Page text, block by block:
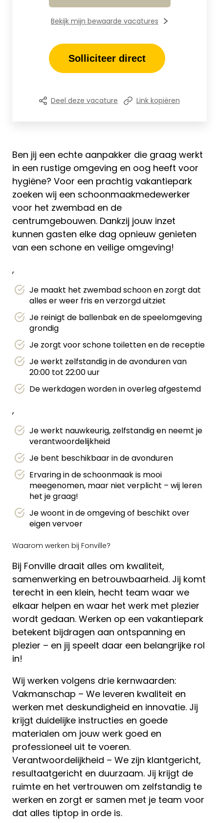
Ben jij een echte aanpakker die graag werkt
in een rustige omgeving en oog heeft voor
hygiëne? Voor een prachtig vakantiepark
zoeken wij een schoonmaakmedewerker
voor het zwembad en de
centrumgebouwen. Dankzij jouw inzet
kunnen gasten elke dag opnieuw genieten
van een schone en veilige omgeving!
,
Je maakt het zwembad schoon en zorgt dat
alles er weer fris en verzorgd uitziet
Je reinigt de ballenbak en de speelomgeving
grondig
Je zorgt voor schone toiletten en de receptie
Je werkt zelfstandig in de avonduren van
20:00 tot 22:00 uur
De werkdagen worden in overleg afgestemd
,
Je werkt nauwkeurig, zelfstandig en neemt je
verantwoordelijkheid
Je bent beschikbaar in de avonduren
Ervaring in de schoonmaak is mooi
meegenomen, maar niet verplicht – wij leren
het je graag!
Je woont in de omgeving of beschikt over
eigen vervoer
Waarom werken bij Fonville?
Bij Fonville draait alles om kwaliteit,
samenwerking en betrouwbaarheid. Jij komt
terecht in een klein, hecht team waar we
elkaar helpen en waar het werk met plezier
wordt gedaan. Werken op een vakantiepark
betekent bijdragen aan ontspanning en
plezier – en jij speelt daar een belangrijke rol
in!
Wij werken volgens drie kernwaarden:
Vakmanschap – We leveren kwaliteit en
werken met deskundigheid en innovatie. Jij
krijgt duidelijke instructies en goede
materialen om jouw werk goed en
professioneel uit te voeren.
Verantwoordelijkheid – We zijn klantgericht,
resultaatgericht en duurzaam. Jij krijgt de
ruimte en het vertrouwen om zelfstandig te
werken en zorgt er samen met je team voor
dat alles tiptop in orde is.
Bekijk mijn bewaarde vacatures
Solliciteer direct
Deel deze vacature Link kopiëren